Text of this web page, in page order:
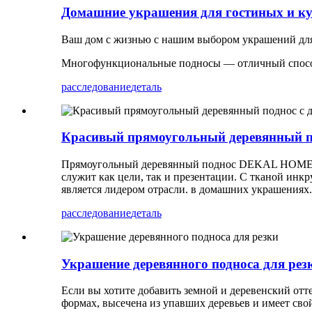
Домашние украшения для гостиных и
Ваш дом с жизнью с нашим выбором украшений
Многофункциональные подносы — отличный
расследованиедеталь
Красивый прямоугольный деревянный
Прямоугольный деревянный поднос DEKAL HOME
служит как цели, так и презентации. С тканой
является лидером отрасли. в домашних
расследованиедеталь
Украшение деревянного подноса для
Если вы хотите добавить земной и деревенский
формах, высечена из упавших деревьев и имеет